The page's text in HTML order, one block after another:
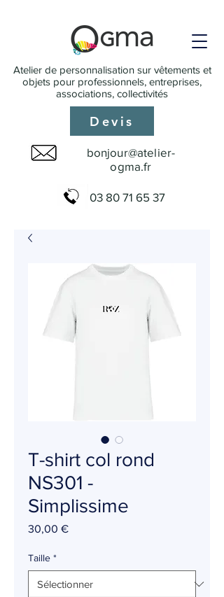
Atelier de personnalisation sur vêtements et
objets pour professionnels, entreprises,
associations, collectivités
bonjour@atelier-
ogma.fr
03 80 71 65 37
Devis
T-shirt col rond
NS301 -
Simplissime
30,00 €Prix
Taille *